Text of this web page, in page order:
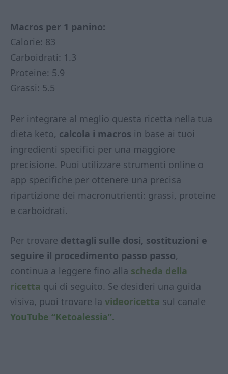
Macros per 1 panino:
Calorie: 83
Carboidrati: 1.3
Proteine: 5.9
Grassi: 5.5
Per integrare al meglio questa ricetta nella tua
dieta keto, calcola i macros in base ai tuoi
ingredienti specifici per una maggiore
precisione. Puoi utilizzare strumenti online o
app specifiche per ottenere una precisa
ripartizione dei macronutrienti: grassi, proteine
e carboidrati.
Per trovare dettagli sulle dosi, sostituzioni e
seguire il procedimento passo passo,
continua a leggere fino alla scheda della
ricetta qui di seguito. Se desideri una guida
visiva, puoi trovare la videoricetta sul canale
YouTube “Ketoalessia”.